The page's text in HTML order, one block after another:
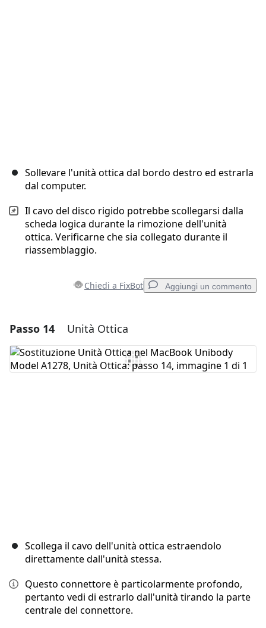
Sollevare l'unità ottica dal bordo destro ed estrarla
dal computer.
Il cavo del disco rigido potrebbe scollegarsi dalla
scheda logica durante la rimozione dell'unità
ottica. Verificarne che sia collegato durante il
riassemblaggio.
Chiedi a FixBot Aggiungi un commento
Aggiungi un commento
Aggiungi Commento
Passo 14 Unità Ottica
Scollega il cavo dell'unità ottica estraendolo
direttamente dall'unità stessa.
Questo connettore è particolarmente profondo,
pertanto vedi di estrarlo dall'unità tirando la parte
centrale del connettore.